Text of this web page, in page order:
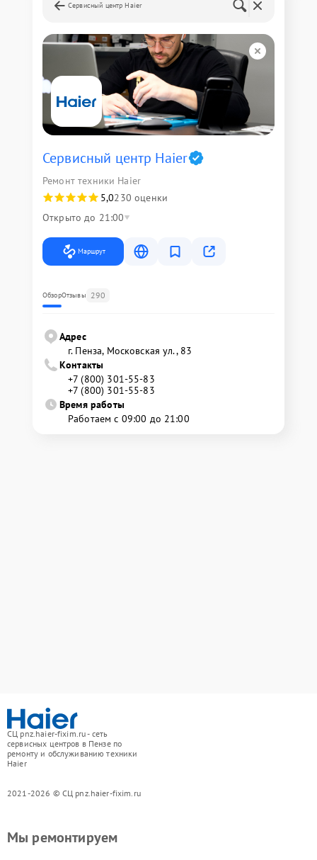
Сервисный центр Haier
Сервисный центр Haier
Ремонт техники Haier
5,0230 оценки
Открыто до 21:00
Маршрут
ОбзорОтзывы 290
Адрес
г. Пенза, Московская ул., 83
Контакты
+7 (800) 301-55-83
+7 (800) 301-55-83
Время работы
Работаем с 09:00 до 21:00
СЦ pnz.haier-fixim.ru - сеть
сервисных центров в Пензе по
ремонту и обслуживанию техники
Haier
2021-2026 © СЦ pnz.haier-fixim.ru
Мы ремонтируем